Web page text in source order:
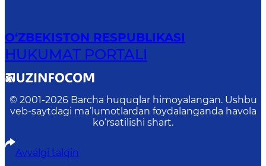
O‘ZBEKISTON RESPUBLIKASI
HUKUMAT PORTALI
© 2001-2026 Barcha huquqlar himoyalangan. Ushbu
veb-saytdagi ma’lumotlardan foydalanganda havola
ko‘rsatilishi shart.
Avvalgi talqin